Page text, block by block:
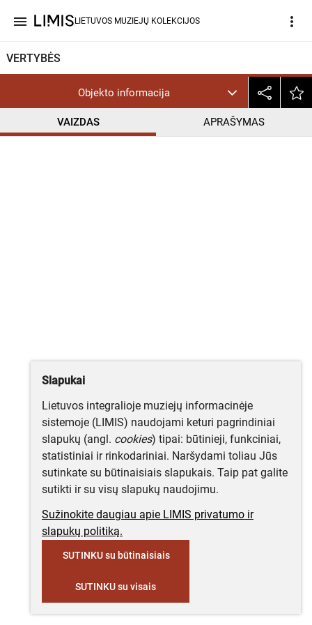
menu LIETUVOS MUZIEJŲ KOLEKCIJOS more_vert
VERTYBĖS
Objekto informacija
VAIZDAS APRAŠYMAS
Slapukai
Lietuvos integralioje muziejų informacinėje
sistemoje (LIMIS) naudojami keturi pagrindiniai
slapukų (angl. cookies) tipai: būtinieji, funkciniai,
statistiniai ir rinkodariniai. Naršydami toliau Jūs
sutinkate su būtinaisiais slapukais. Taip pat galite
sutikti ir su visų slapukų naudojimu.
Sužinokite daugiau apie LIMIS privatumo ir
slapukų politiką.
SUTINKU su būtinaisiais
SUTINKU su visais